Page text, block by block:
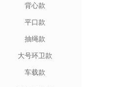
背心款
平口款
抽绳款
大号环卫款
车载款